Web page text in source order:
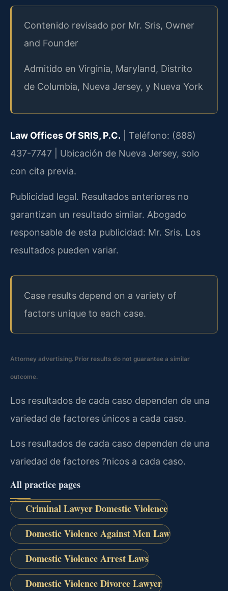
Contenido revisado por Mr. Sris, Owner
and Founder
Admitido en Virginia, Maryland, Distrito
de Columbia, Nueva Jersey, y Nueva York
Law Offices Of SRIS, P.C. | Teléfono: (888)
437-7747 | Ubicación de Nueva Jersey, solo
con cita previa.
Publicidad legal. Resultados anteriores no
garantizan un resultado similar. Abogado
responsable de esta publicidad: Mr. Sris. Los
resultados pueden variar.
Case results depend on a variety of
factors unique to each case.
Attorney advertising. Prior results do not guarantee a similar
outcome.
Los resultados de cada caso dependen de una
variedad de factores únicos a cada caso.
Los resultados de cada caso dependen de una
variedad de factores ?nicos a cada caso.
All practice pages
Criminal Lawyer Domestic Violence
Domestic Violence Against Men Law
Domestic Violence Arrest Laws
Domestic Violence Divorce Lawyer